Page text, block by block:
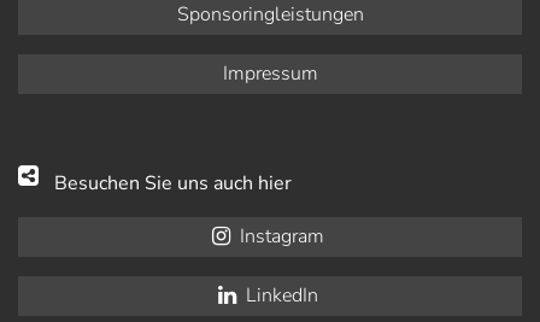
Sponsoringleistungen
Impressum
Besuchen Sie uns auch hier
Instagram
LinkedIn